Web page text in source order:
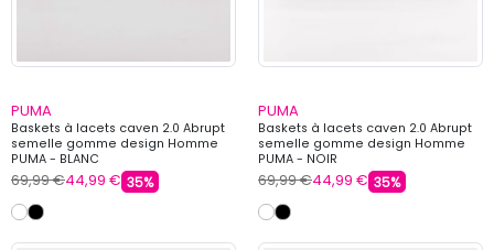
PUMA
Baskets à lacets caven 2.0 Abrupt
semelle gomme design Homme
PUMA - BLANC
69,99 €44,99 € 35%
PUMA
Baskets à lacets caven 2.0 Abrupt
semelle gomme design Homme
PUMA - NOIR
69,99 €44,99 € 35%